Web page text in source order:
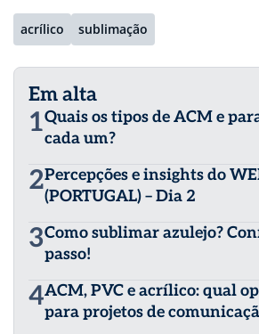
acrílico sublimação
Em alta
1Quais os tipos de ACM e
cada um?
2Percepções e insights do
(PORTUGAL) – Dia 2
3Como sublimar azulejo?
passo!
4ACM, PVC e acrílico: qual
para projetos de